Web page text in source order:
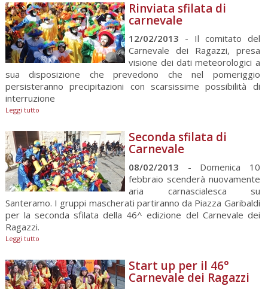
Rinviata sfilata di
carnevale
12/02/2013 - Il comitato del
Carnevale dei Ragazzi, presa
visione dei dati meteorologici a
sua disposizione che prevedono che nel pomeriggio
persisteranno precipitazioni con scarsissime possibilità di
interruzione
Leggi tutto
Seconda sfilata di
Carnevale
08/02/2013 - Domenica 10
febbraio scenderà nuovamente
aria carnascialesca su
Santeramo. I gruppi mascherati partiranno da Piazza Garibaldi
per la seconda sfilata della 46^ edizione del Carnevale dei
Ragazzi.
Leggi tutto
Start up per il 46°
Carnevale dei Ragazzi